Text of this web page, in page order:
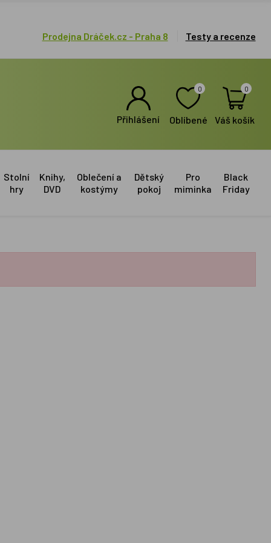
Prodejna Dráček.cz - Praha 8 Testy a recenze
Přihlášení
0
Oblíbené
0
Váš košík
Stolní
hry
Knihy,
DVD
Oblečení a
kostýmy
Dětský
pokoj
Pro
miminka
Black
Friday